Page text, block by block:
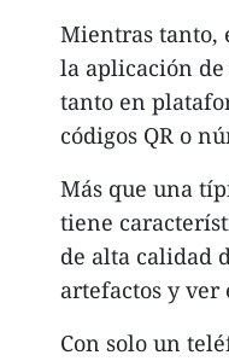
Mientras tanto,
la aplicación
tanto en
códigos QR o
Más que una
tiene
de alta calidad
artefactos y
Con solo un